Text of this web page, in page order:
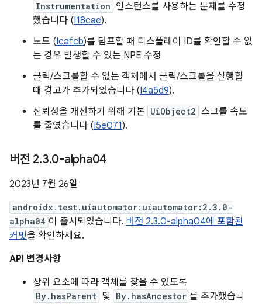
Instrumentation 인스턴스를 사용하는 문제를 수정
했습니다 (I18cae).
노드 (Icafcb)를 덤프할 때 디스플레이 ID를 확인할 수 없
는 경우 발생할 수 있는 NPE 수정
클릭/스크롤할 수 없는 객체에서 클릭/스크롤을 실행할
때 경고가 추가되었습니다 (I4a5d9).
신뢰성을 개선하기 위해 기본 UiObject2 스크롤 속도
를 줄였습니다 (I5e071).
버전 2.3.0-alpha04
2023년 7월 26일
androidx.test.uiautomator:uiautomator:2.3.0-
alpha04 이 출시되었습니다. 버전 2.3.0-alpha04에 포함된
커밋을 확인하세요.
API 변경사항
상위 요소에 따라 객체를 찾을 수 있도록
By.hasParent 및 By.hasAncestor 를 추가했습니